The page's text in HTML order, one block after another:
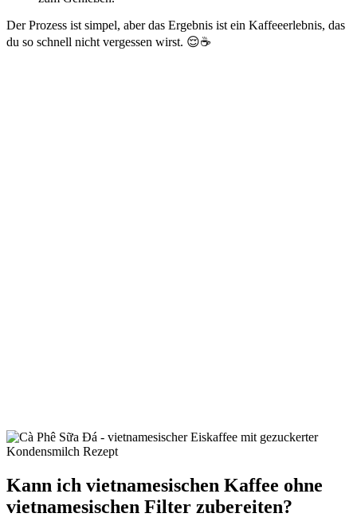
Der Prozess ist simpel, aber das Ergebnis ist ein Kaffeeerlebnis, das
du so schnell nicht vergessen wirst. 😌☕
Kann ich vietnamesischen Kaffee ohne
vietnamesischen Filter zubereiten?